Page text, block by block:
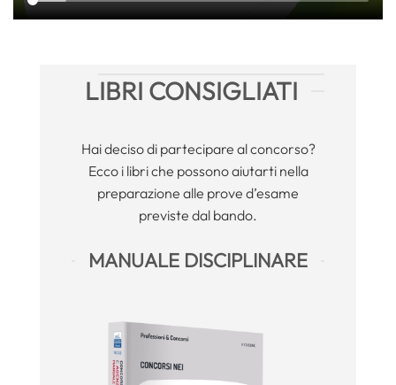
LIBRI CONSIGLIATI
Hai deciso di partecipare al concorso?
Ecco i libri che possono aiutarti nella
preparazione alle prove d’esame
previste dal bando.
MANUALE DISCIPLINARE